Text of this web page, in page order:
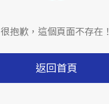
很抱歉，這個頁面不存在！
返回首頁